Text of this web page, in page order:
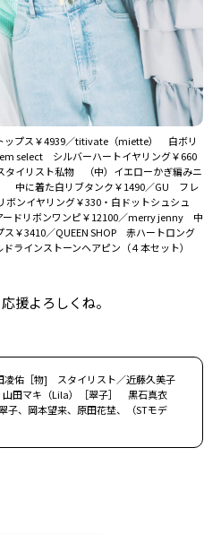
ップス￥4939／titivate（miette） 白ボリ
select シルバーハートイヤリング￥660
イリスト私物 （中）イエローかぎ編みニ
中に着た白リブタンク￥1490／GU フレ
ンイヤリング￥330・白ドットシュシュ
ドリボンワンピ￥12100／merry jenny 中
ス￥3410／QUEEN SHOP 赤ハートロング
インストーンヘアピン（４本セット）
援よろしくね。
佑［物] スタイリスト／近藤久美子
山田マキ（Lila）［翠子］ 黒石真衣
子、岡本望来、原田花埜、（STモデ